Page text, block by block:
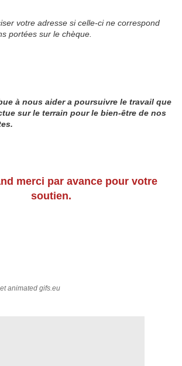
votre adresse si celle-ci ne correspond
portées sur le chèque.
à nous aider a poursuivre le travail que
sur le terrain pour le bien-être de nos
merci par avance pour votre
soutien.
animated gifs.eu